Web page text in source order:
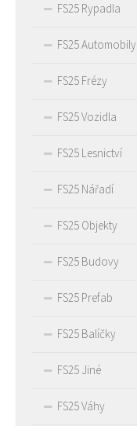
FS25 Rypadla
FS25 Automobily
FS25 Frézy
FS25 Vozidla
FS25 Lesnictví
FS25 Nářadí
FS25 Objekty
FS25 Budovy
FS25 Prefab
FS25 Balíčky
FS25 Jiné
FS25 Váhy